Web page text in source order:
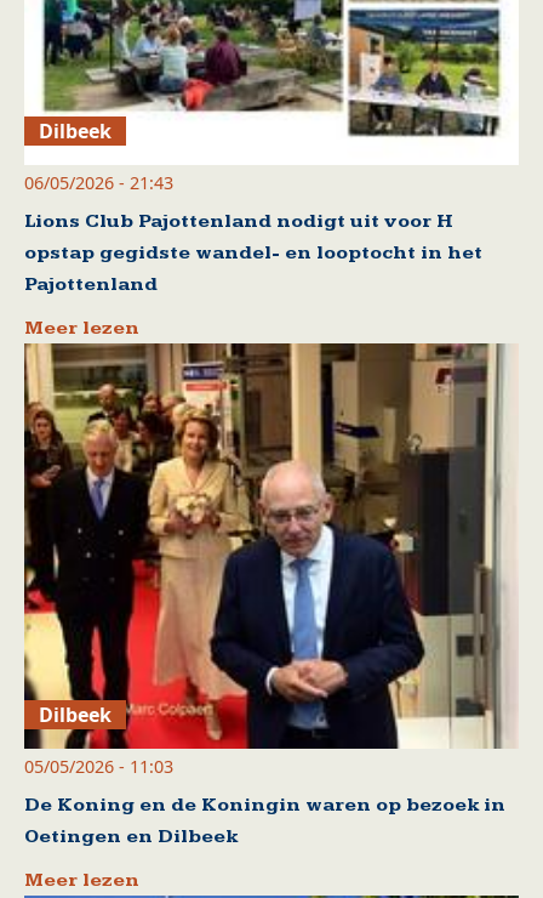
Dilbeek
06/05/2026 - 21:43
Lions Club Pajottenland nodigt uit voor H
opstap gegidste wandel- en looptocht in het
Pajottenland
Meer lezen
Dilbeek
05/05/2026 - 11:03
De Koning en de Koningin waren op bezoek in
Oetingen en Dilbeek
Meer lezen